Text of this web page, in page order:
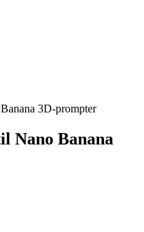
3D-prompter
Nano Banana